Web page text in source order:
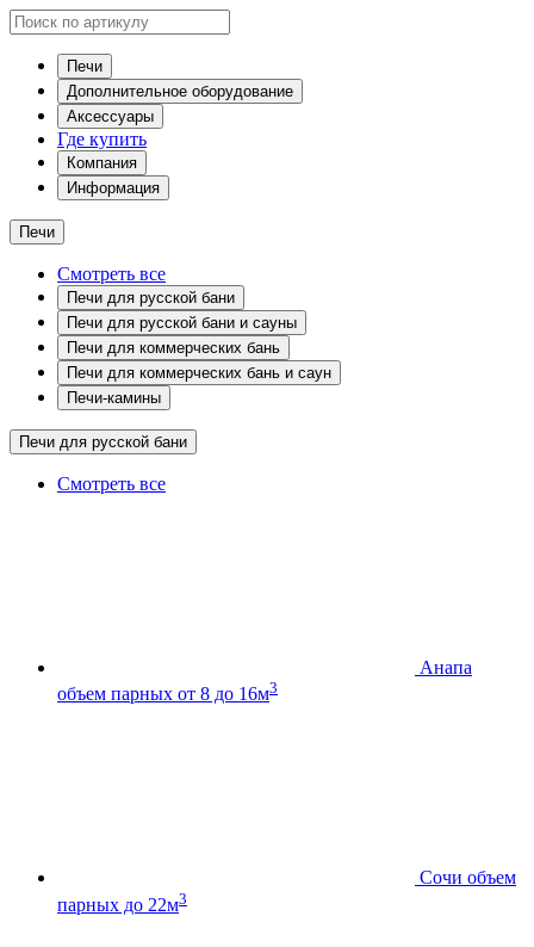
Печи
Дополнительное оборудование
Аксессуары
Где купить
Компания
Информация
Печи
Смотреть все
Печи для русской бани
Печи для русской бани и сауны
Печи для коммерческих бань
Печи для коммерческих бань и саун
Печи-камины
Печи для русской бани
Смотреть все
Анапа
объем парных от 8 до 16м3
Сочи объем
парных до 22м3